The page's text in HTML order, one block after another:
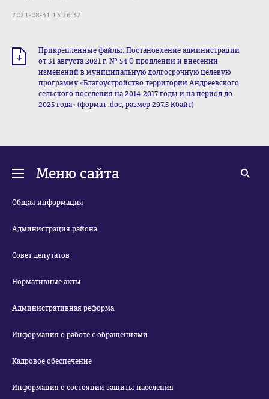
2021-08-31 13:26:37
Прикрепленные файлы: Постановление администрации
от 31 августа 2021 г. № 54 О продлении и внесении
изменений в муниципальную долгосрочную целевую
программу «Благоустройство территории Андреевского
сельского поселения на 2014-2017 годы и на период до
2025 года» (формат .doc, размер 297.5 Кбайт)
Меню сайта
Общая информация
Администрация района
Совет депутатов
Нормативные акты
Административная реформа
Информация о работе с обращениями
Кадровое обеспечение
Информация о состоянии защиты населения